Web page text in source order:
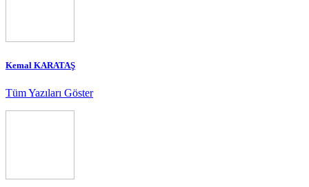
Kemal KARATAŞ
Tüm Yazıları Göster